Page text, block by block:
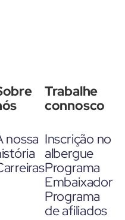
nossa
Trabalhe
connosco
Inscrição no
albergue
Programa
Embaixador
Programa
de afiliados